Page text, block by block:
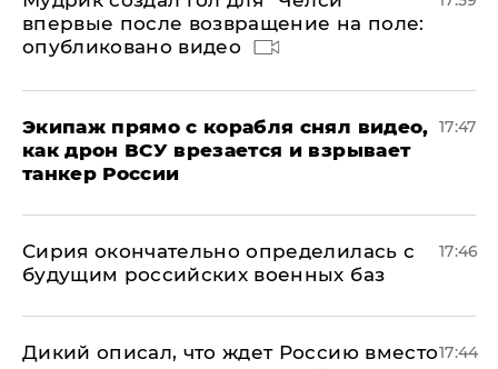
впервые после возвращение на поле:
опубликовано видео
Экипаж прямо с корабля снял видео,
как дрон ВСУ врезается и взрывает
танкер России
17:47
Сирия окончательно определилась с
будущим российских военных баз
17:46
Дикий описал, что ждет Россию вместо17:44